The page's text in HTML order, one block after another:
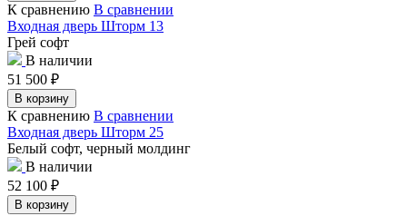
К сравнению В сравнении
Входная дверь Шторм 13
Грей софт
В наличии
51 500 ₽
В корзину
К сравнению В сравнении
Входная дверь Шторм 25
Белый софт, черный молдинг
В наличии
52 100 ₽
В корзину